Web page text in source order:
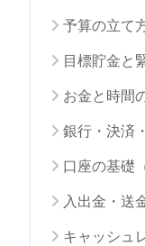
予算の立て
目標貯金と
お金と時間
銀行・決済
口座の基礎
入出金・送
キャッシュ